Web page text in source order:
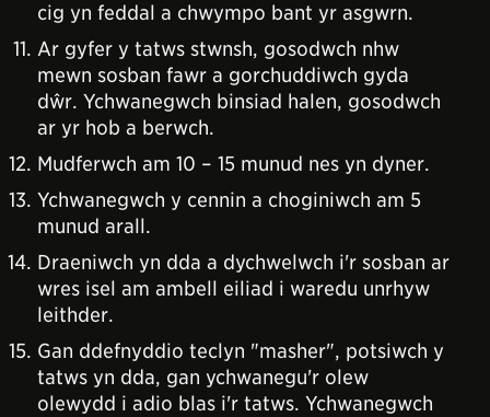
cig yn feddal a chwympo bant yr asgwrn.
Ar gyfer y tatws stwnsh, gosodwch nhw
mewn sosban fawr a gorchuddiwch gyda
dŵr. Ychwanegwch binsiad halen, gosodwch
ar yr hob a berwch.
Mudferwch am 10 – 15 munud nes yn dyner.
Ychwanegwch y cennin a choginiwch am 5
munud arall.
Draeniwch yn dda a dychwelwch i'r sosban ar
wres isel am ambell eiliad i waredu unrhyw
leithder.
Gan ddefnyddio teclyn "masher", potsiwch y
tatws yn dda, gan ychwanegu'r olew
olewydd i adio blas i'r tatws. Ychwanegwch